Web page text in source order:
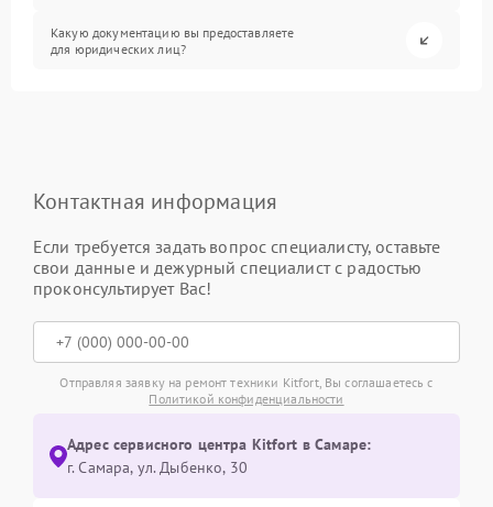
Какую документацию вы предоставляете
для юридических лиц?
Контактная информация
Если требуется задать вопрос специалисту, оставьте
свои данные и дежурный специалист с радостью
проконсультирует Вас!
Отправляя заявку на ремонт техники Kitfort, Вы соглашаетесь с
Политикой конфиденциальности
Адрес сервисного центра Kitfort в Самаре:
г. Самара, ул. Дыбенко, 30